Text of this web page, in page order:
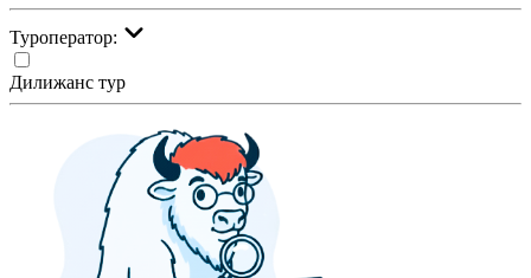
Туроператор:
Дилижанс тур